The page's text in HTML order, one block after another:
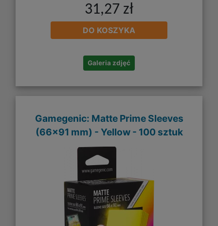
31,27 zł
DO KOSZYKA
Galeria zdjęć
Gamegenic: Matte Prime Sleeves
(66x91 mm) - Yellow - 100 sztuk